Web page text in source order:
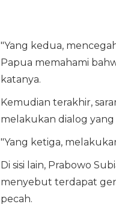
"Yang kedua,
Papua memahami
katanya.
Kemudian terakhir,
melakukan dialog
"Yang ketiga,
Di sisi lain, Prabowo
menyebut terdapat
pecah.